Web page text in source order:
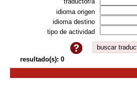
idioma origen
idioma destino
tipo de actividad
resultado(s): 0